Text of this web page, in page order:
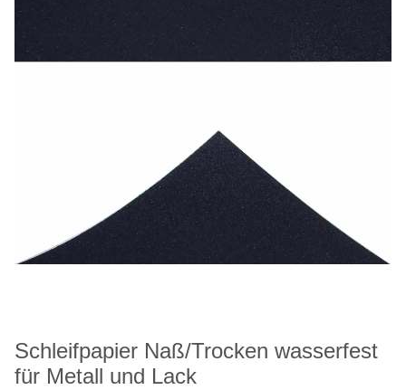
Schleifpapier Naß/Trocken wasserfest
für Metall und Lack